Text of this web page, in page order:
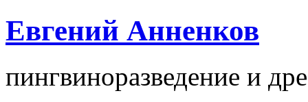
Евгений Анненков
пингвиноразведение и